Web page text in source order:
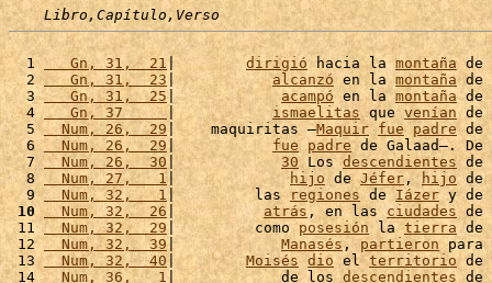
Libro,Capítulo,Verso
  1
   Gn, 31,  21
| dirigió hacia la montaña de
  2
   Gn, 31,  23
| alcanzó en la montaña de
  3
   Gn, 31,  25
| acampó en la montaña de
  4
   Gn, 37
| ismaelitas que venían de
  5
  Num, 26,  29
|    maquiritas –Maquir fue padre de
  6
  Num, 26,  29
| fue padre de Galaad–. De
  7
  Num, 26,  30
| 30 Los descendientes de
  8
  Num, 27,   1
| hijo de Jéfer , hijo de
  9
  Num, 32,   1
|         las regiones de Iázer y de
10
  Num, 32,  26
| atrás , en las ciudades de
11
  Num, 32,  29
|         como posesión la tierra de
12
  Num, 32,  39
| Manasés , partieron para
13
  Num, 32,  40
| Moisés dio el territorio de
14
  Num, 36,   1
|            de los descendientes de